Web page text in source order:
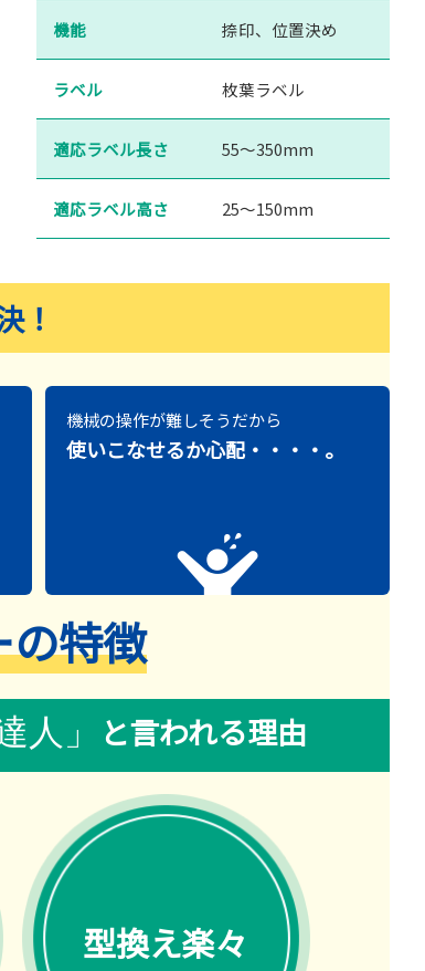
機能 捺印、位置決め
ラベル 枚葉ラベル
適応ラベル長さ 55〜350mm
適応ラベル高さ 25〜150mm
！
機械の操作が難しそうだから
使いこなせるか心配・・・・。
特徴
人」 と言われる理由
型換え楽々